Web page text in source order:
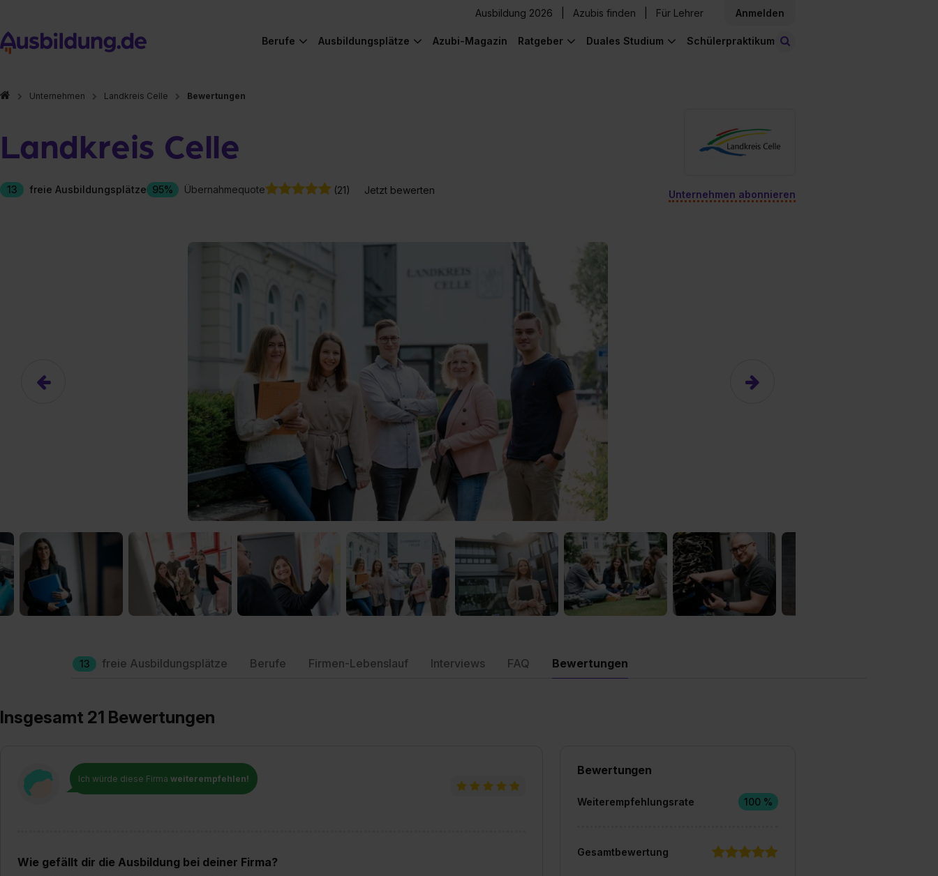
Ausbildung 2026 Azubis finden Für Lehrer Anmelden
Berufe Ausbildungsplätze Azubi-Magazin Ratgeber Duales Studium Schülerpraktikum
Unternehmen Landkreis Celle Bewertungen
Landkreis Celle
13 freie Ausbildungsplätze 95% Übernahmequote (21) Jetzt bewerten Unternehmen abonnieren
13 freie Ausbildungsplätze Berufe Firmen-Lebenslauf Interviews FAQ Bewertungen
Insgesamt 21 Bewertungen
Ich würde diese Firma weiterempfehlen!
Wie gefällt dir die Ausbildung bei deiner Firma?
Bewertungen
Weiterempfehlungsrate 100 %
Gesamtbewertung